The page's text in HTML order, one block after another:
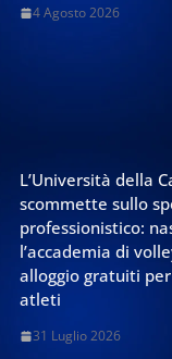
4 Agosto 2026
L’Università della
scommette sullo
professionistico:
l’accademia di
alloggio gratuiti
atleti
31 Luglio 2026